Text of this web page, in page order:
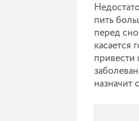
пить
перед
касается
назначит